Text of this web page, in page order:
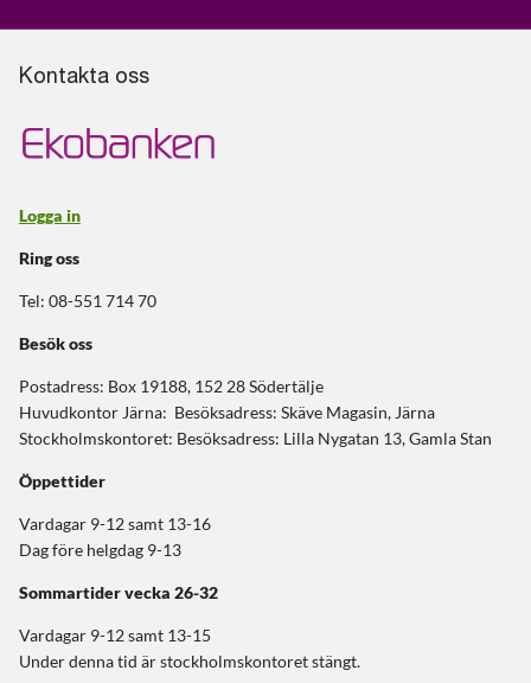
Kontakta oss
Logga in
Ring oss
Tel: 08-551 714 70
Besök oss
Postadress: Box 19188, 152 28 Södertälje
Huvudkontor Järna: Besöksadress: Skäve Magasin, Järna
Stockholmskontoret: Besöksadress: Lilla Nygatan 13, Gamla Stan
Öppettider
Vardagar 9-12 samt 13-16
Dag före helgdag 9-13
Sommartidervecka 26-32
Vardagar 9-12 samt 13-15
Under denna tid är stockholmskontoret stängt.